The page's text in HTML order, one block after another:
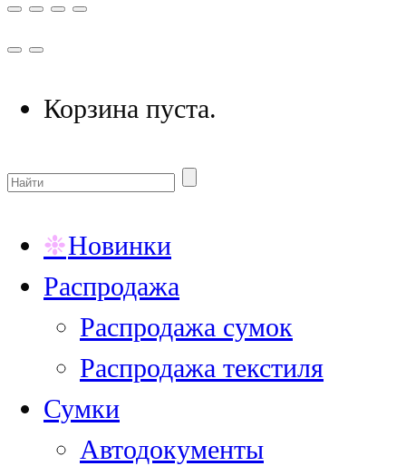
Корзина пуста.
Новинки
Распродажа
Распродажа сумок
Распродажа текстиля
Сумки
Автодокументы